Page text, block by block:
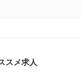
スメ求人